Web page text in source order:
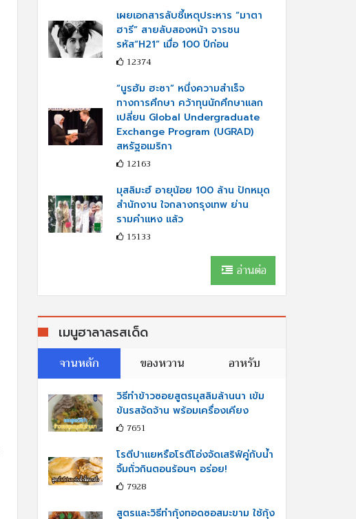
เผยเอกสารลับชี้เหตุประหาร “มาตา
ฮารี” สายลับสองหน้า จารชน
รหัส“H21” เมื่อ 100 ปีก่อน
12374
“นูรฮัม ฮะซา” หนึ่งความสำเร็จ
ทางการศึกษา คว้าทุนนักศึกษาแลก
เปลี่ยน Global Undergraduate
Exchange Program (UGRAD)
สหรัฐอเมริกา
12163
มุสลิมะฮ์ อายุน้อย 100 ล้าน ปักหมุด
สำนักงาน ใจกลางกรุงเทพ ย่าน
รามคำแหง แล้ว
15133
อ่านต่อ
เมนูฮาลาลรสเด็ด
จานหลัก
ของหวาน อาหรับ
วิธีทำข้าวซอยสูตรมุสลิมล้านนา เข้ม
ข้นรสจัดจ้าน พร้อมเครื่องเคียง
7651
โรตีปาแยหรือโรตีโอ่งจัดเสริฟ์คู่กับนํ้า
จิ้มถั่วกินตอนร้อนๆ อร่อย!
7928
สูตรและวิธีทำกุ้งทอดซอสมะขาม ใช้กุ้ง